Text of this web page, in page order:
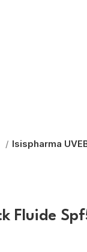
Isispharma
Fluide